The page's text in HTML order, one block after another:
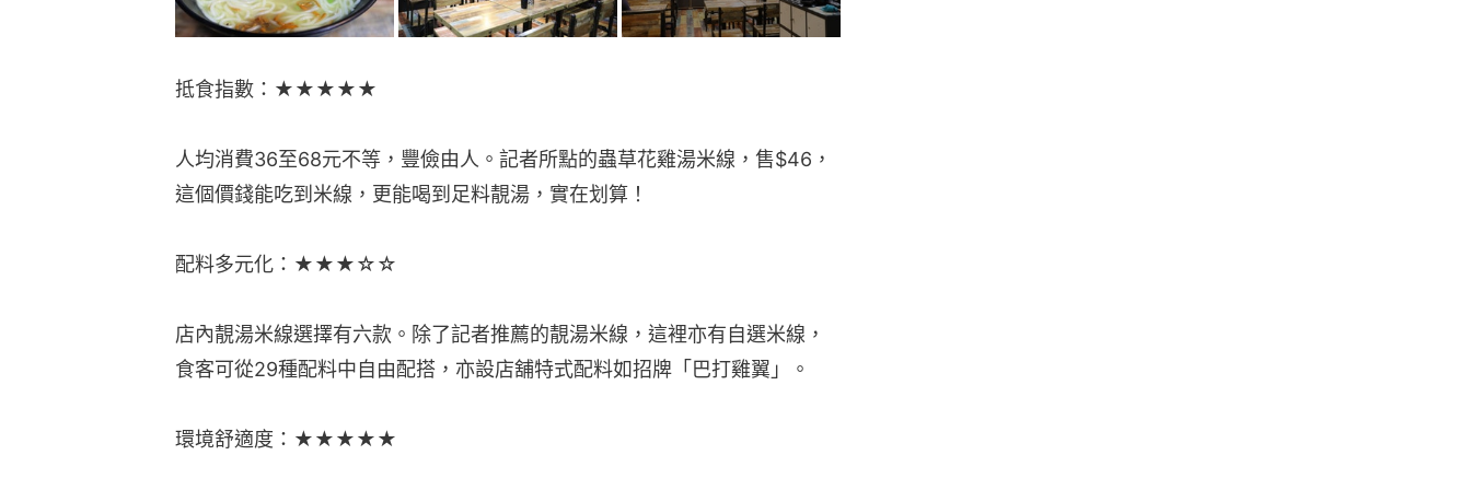
抵食指數：★★★★★
人均消費36至68元不等，豐儉由人。記者所點的蟲草花雞湯米線，售$46，
這個價錢能吃到米線，更能喝到足料靚湯，實在划算！
配料多元化：★★★☆☆
店內靚湯米線選擇有六款。除了記者推薦的靚湯米線，這裡亦有自選米線，
食客可從29種配料中自由配搭，亦設店舖特式配料如招牌「巴打雞翼」。
環境舒適度：★★★★★